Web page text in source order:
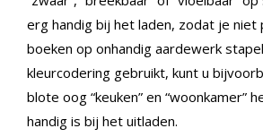
erg handig bij het laden, zodat je niet
boeken op onhandig aardewerk
kleurcodering gebruikt, kunt u
blote oog “keuken” en “woonkamer”
handig is bij het uitladen.